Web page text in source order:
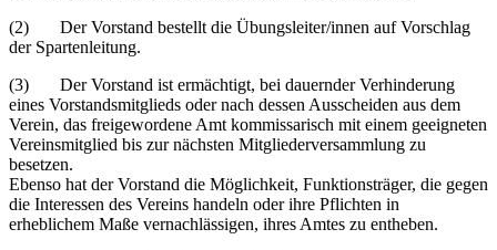
(2) Der Vorstand bestellt die Übungsleiter/innen auf Vorschlag
der Spartenleitung.
(3) Der Vorstand ist ermächtigt, bei dauernder Verhinderung
eines Vorstandsmitglieds oder nach dessen Ausscheiden aus dem
Verein, das freigewordene Amt kommissarisch mit einem geeigneten
Vereinsmitglied bis zur nächsten Mitgliederversammlung zu
besetzen.
Ebenso hat der Vorstand die Möglichkeit, Funktionsträger, die gegen
die Interessen des Vereins handeln oder ihre Pflichten in
erheblichem Maße vernachlässigen, ihres Amtes zu entheben.